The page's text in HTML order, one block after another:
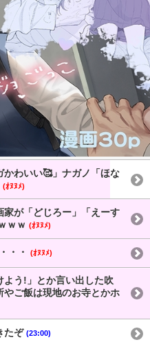
かわいい🥰」ナガノ「ほな
(ｵﾇﾇﾒ)
家が「どじろー」「えーす
ｗｗ (ｵﾇﾇﾒ)
・・ (ｵﾇﾇﾒ)
よう!」とか言い出した吹
ご飯は現地のお寺とかホ
たぞ (23:00)